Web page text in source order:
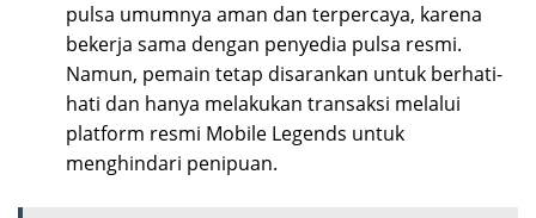
pulsa umumnya aman dan terpercaya, karena
bekerja sama dengan penyedia pulsa resmi.
Namun, pemain tetap disarankan untuk berhati-
hati dan hanya melakukan transaksi melalui
platform resmi Mobile Legends untuk
menghindari penipuan.